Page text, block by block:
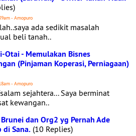
- Amopuro
ada sedikit masalah
beli tanah..
Otai - Memulakan Bisnes
(Pinjaman Koperasi, Perniagaan)
- Amopuro
sejahtera... Saya berminat
kewangan..
dan Org2 yg Pernah Ade
di Sana. (10 Replies)